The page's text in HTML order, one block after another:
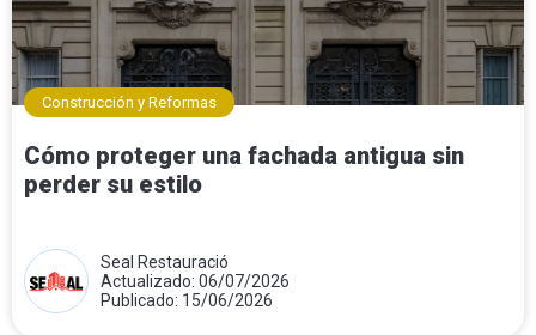
Construcción y Reformas
Cómo proteger una fachada antigua sin
perder su estilo
Seal Restauració
Actualizado: 06/07/2026
Publicado: 15/06/2026